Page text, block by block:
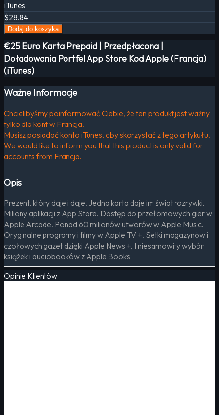
iTunes
$28.84
Dodaj do koszyka
€25 Euro Karta Prepaid | Przedpłacona |
Doładowania Portfel App Store Kod Apple (Francja)
(iTunes)
Ważne Informacje
Chcielibyśmy poinformować Ciebie, że ten produkt jest ważny
tylko dla kont w Francja.
Musisz posiadać konto iTunes, aby skorzystać z tego artykułu.
We would like to inform you that this product is only valid for
accounts from Francja.
Opis
Prezent, który daje i daje. Jedna karta daje im świat rozrywki.
Miliony aplikacji z App Store. Dostęp do przełomowych gier w
Apple Arcade. Ponad 60 milionów utworów w Apple Music.
Oryginalne programy i filmy w Apple TV +. Setki magazynów i
czołowych gazet dzięki Apple News +. I niesamowity wybór
książek i audiobooków z Apple Books.
Opinie Klientów